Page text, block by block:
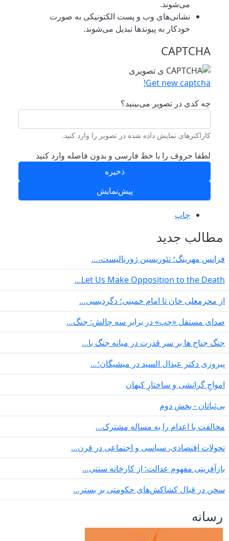
می‌شوند.
نشانی‌های وب و پست الکتونیکی به صورت
خودکار به پیوند‌ها تبدیل می‌شوند.
CAPTCHA
Get new captcha!
چه کدی در تصویر می‌بینید؟
کاراکترهای نمایش داده شده در تصویر را وارد کنید.
لطفا حروف را با خط فارسی و بدون فاصله وارد کنید
چاپ
مطالب جدید
فرانس مهرینگ؛ تئوریسین ژورنالیست،…
Let Us Make Opposition to the Death…
از محرمعلی خان تا امام خمینی؛ دگردیسی…
صدای مستقل «چپ» در برابر سه چالش: جنگ…
جنگ جناح ها بر سر قدرت در میانە جنگ با…
پیروزی دکتر عبدال السید در میشیگان؛…
‌امواجِ گرانشی و ساختارِ کیهان
بی‌ثباتان - بخش دوم
مخالفت با اعدام را به مساله مشترک…
تحولات اقتصادی، سیاسی و اجتماعی در قرن…
بازآفرینی مفهوم عدالت: از کارخانه سنتی…
سخن در قبال کشاکش‌های حکومتی بر بستر…
رسانه